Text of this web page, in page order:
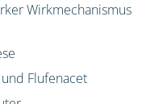
Wirkmechanismus
Flufenacet